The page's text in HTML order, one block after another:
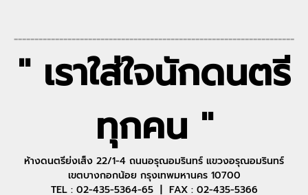
--------------------------------------------------------------------
" เราใส่ใจนักดนตรี
ทุกคน "
ห้างดนตรีย่งเส็ง 22/1-4 ถนนอรุณอมรินทร์ แขวงอรุณอมรินทร์
เขตบางกอกน้อย กรุงเทพมหานคร 10700
TEL : 02-435-5364-65 | FAX : 02-435-5366